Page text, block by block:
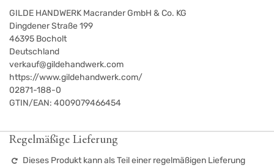
GILDE HANDWERK Macrander GmbH & Co. KG
Dingdener Straße 199
46395 Bocholt
Deutschland
verkauf@gildehandwerk.com
https://www.gildehandwerk.com/
02871-188-0
GTIN/EAN: 4009079466454
Regelmäßige Lieferung
Dieses Produkt kann als Teil einer regelmäßigen Lieferung